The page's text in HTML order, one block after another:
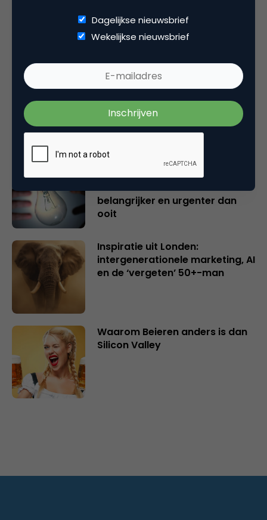
Gerelateerde artikelen
Rebel with or without a cause?
Wake-upcall voor ontwerpers
en merkeigenaren
Creatieve sector als aanjager
van innovatie en ontsluiter en
verbinder van industrieën
belangrijker en urgenter dan
ooit
Inspiratie uit Londen:
intergenerationele marketing, AI
en de ‘vergeten’ 50+-man
Waarom Beieren anders is dan
Silicon Valley
Dagelijkse nieuwsbrief
Wekelijkse nieuwsbrief